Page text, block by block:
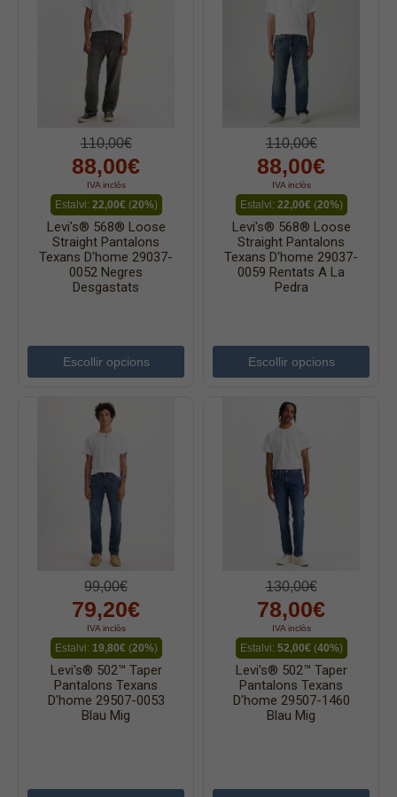
Bermudes
Dessuadores
Camises
Bruses
Bosses
Vestits
Faldilles
Jerseis
Jaquetes
Accessoris
Bufandes i mocadors
Calçat
Gavardina estiu home
Gavardina hivern home
Pana dona
Roba interior
110,00€
88,00€
IVA inclòs
Estalvi: 22,00€(20%)
Levi's® 568® Loose
Straight Pantalons
Texans D'home 29037-
0052 Negres
Desgastats
Escollir opcions
110,00€
88,00€
IVA inclòs
Estalvi: 22,00€(20%)
Levi's® 568® Loose
Straight Pantalons
Texans D'home 29037-
0059 Rentats A La
Pedra
Escollir opcions
99,00€
79,20€
IVA inclòs
Estalvi: 19,80€(20%)
Levi's® 502™ Taper
Pantalons Texans
D'home 29507-0053
Blau Mig
130,00€
78,00€
IVA inclòs
Estalvi: 52,00€(40%)
Levi's® 502™ Taper
Pantalons Texans
D'home 29507-1460
Blau Mig